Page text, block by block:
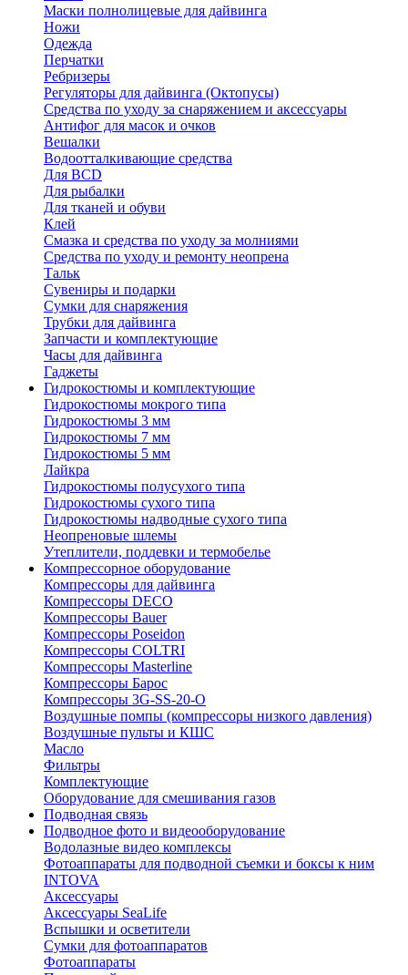
Маски полнолицевые для дайвинга
Ножи
Одежда
Перчатки
Ребризеры
Регуляторы для дайвинга (Октопусы)
Средства по уходу за снаряжением и аксессуары
Антифог для масок и очков
Вешалки
Водоотталкивающие средства
Для BCD
Для рыбалки
Для тканей и обуви
Клей
Смазка и средства по уходу за молниями
Средства по уходу и ремонту неопрена
Тальк
Сувениры и подарки
Сумки для снаряжения
Трубки для дайвинга
Запчасти и комплектующие
Часы для дайвинга
Гаджеты
Гидрокостюмы и комплектующие
Гидрокостюмы мокрого типа
Гидрокостюмы 3 мм
Гидрокостюмы 7 мм
Гидрокостюмы 5 мм
Лайкра
Гидрокостюмы полусухого типа
Гидрокостюмы сухого типа
Гидрокостюмы надводные сухого типа
Неопреновые шлемы
Утеплители, поддевки и термобелье
Компрессорное оборудование
Компрессоры для дайвинга
Компрессоры DECO
Компрессоры Bauer
Компрессоры Poseidon
Компрессоры COLTRI
Компрессоры Masterline
Компрессоры Барос
Компрессоры 3G-SS-20-O
Воздушные помпы (компрессоры низкого давления)
Воздушные пульты и КШС
Масло
Фильтры
Комплектующие
Оборудование для смешивания газов
Подводная связь
Подводное фото и видеооборудование
Водолазные видео комплексы
Фотоаппараты для подводной съемки и боксы к ним
INTOVA
Аксессуары
Аксессуары SeaLife
Вспышки и осветители
Сумки для фотоаппаратов
Фотоаппараты